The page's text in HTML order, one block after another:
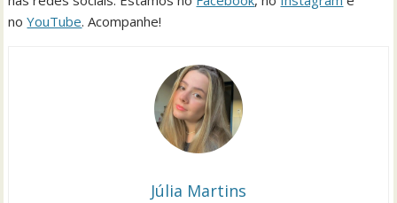
noYouTube. Acompanhe!
Júlia Martins